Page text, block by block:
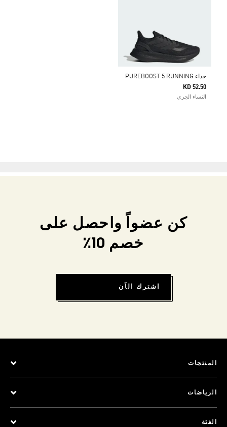
حذاء PUREBOOST 5 RUNNING
KD 52.50
النساء الجري
كن عضواً واحصل على
خصم 10٪
اشترك الآن
المنتجات
الرياضات
الفئة